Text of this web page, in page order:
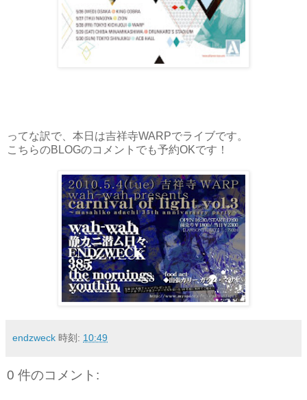
ってな訳で、本日は吉祥寺WARPでライブです。
こちらのBLOGのコメントでも予約OKです！
endzweck 時刻: 10:49
0 件のコメント: